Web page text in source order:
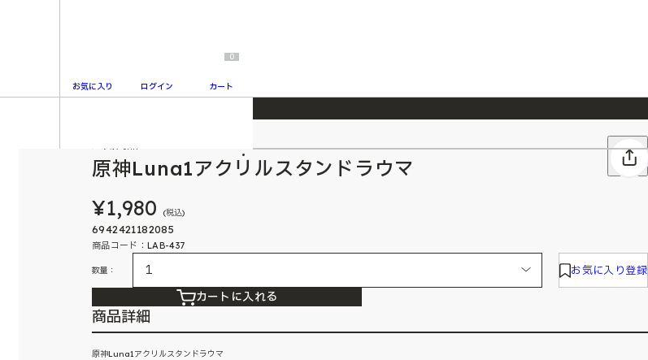
2026/7/23 『ONE PIECE magazine 021 ONE PIECEカード付き同梱版』発売延期のご案内
お気に入り ログイン
0
カート
原神Luna1アクリルスタンドラウマ
¥1,980 (税込)
6942421182085
商品コード：LAB-437
数量： お気に入り登録
カートに入れる
商品詳細
原神Luna1アクリルスタンドラウマ